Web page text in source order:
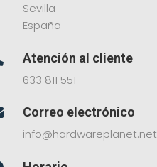
Sevilla
España
Atención al cliente
633 811 551
Correo electrónico
info@hardwareplanet.net